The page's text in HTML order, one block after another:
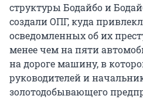
структуры Бодайбо и
создали ОПГ, куда
осведомленных об их
менее чем на пяти
на дороге машину, в
руководителей и
золотодобывающего